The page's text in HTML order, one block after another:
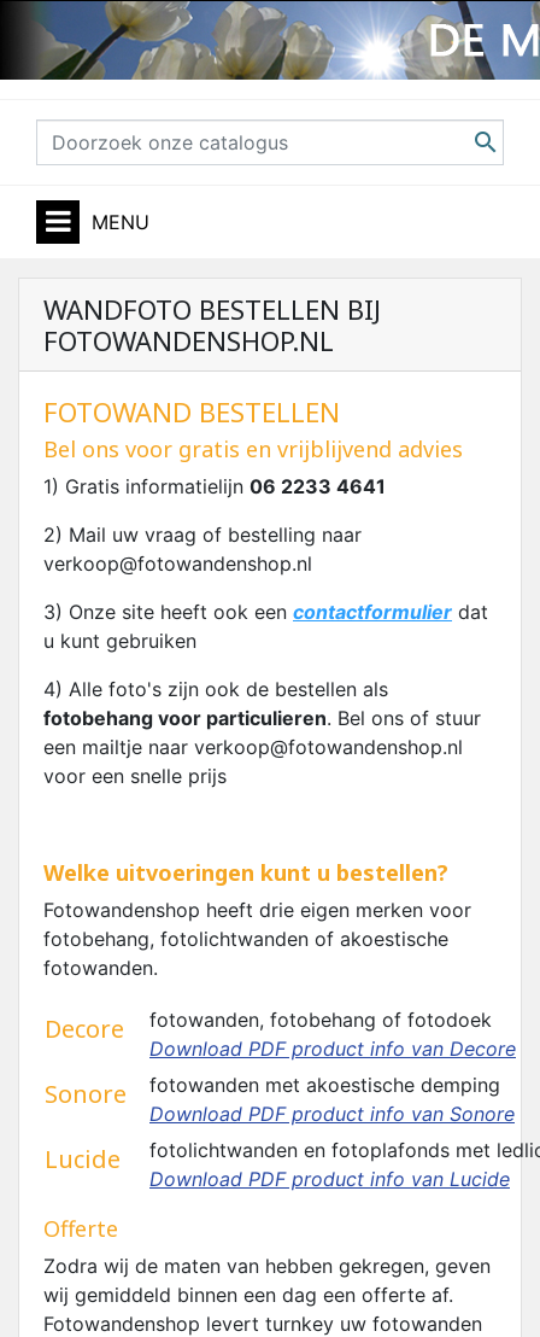

MENU
WANDFOTO BESTELLEN BIJ
FOTOWANDENSHOP.NL
FOTOWAND BESTELLEN
Bel ons voor gratis en vrijblijvend advies
1) Gratis informatielijn 06 2233 4641
2) Mail uw vraag of bestelling naar
verkoop@fotowandenshop.nl
3) Onze site heeft ook een contactformulier dat
u kunt gebruiken
4) Alle foto's zijn ook de bestellen als
fotobehang voor particulieren. Bel ons of stuur
een mailtje naar verkoop@fotowandenshop.nl
voor een snelle prijs
Welke uitvoeringen kunt u bestellen?
Fotowandenshop heeft drie eigen merken voor
fotobehang, fotolichtwanden of akoestische
fotowanden.
Decore
fotowanden, fotobehang of fotodoek
Download PDF product info van Decore
Sonore
fotowanden met akoestische demping
Download PDF product info van Sonore
Lucide
fotolichtwanden en fotoplafonds met
Download PDF product info van Lucide
Offerte
Zodra wij de maten van hebben gekregen, geven
wij gemiddeld binnen een dag een offerte af.
Fotowandenshop levert turnkey uw fotowanden